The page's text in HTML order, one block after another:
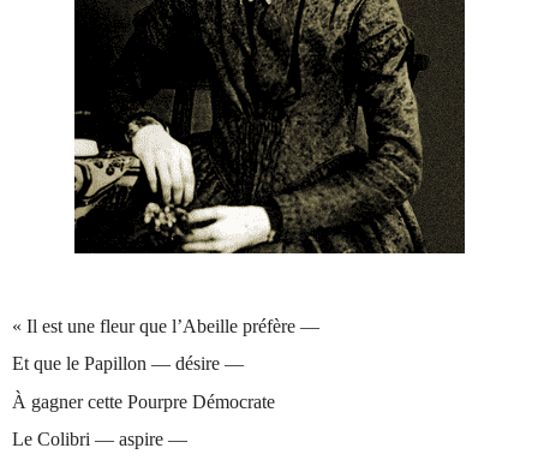
« Il est une fleur que l’Abeille préfère —
Et que le Papillon — désire —
À gagner cette Pourpre Démocrate
Le Colibri — aspire —